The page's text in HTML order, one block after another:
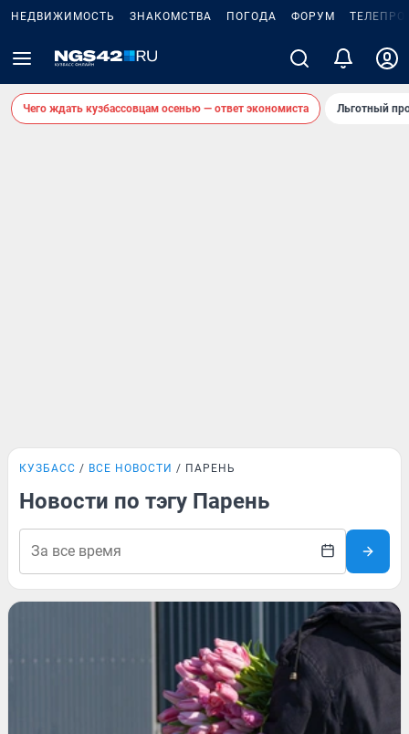
НЕДВИЖИМОСТЬ ЗНАКОМСТВА ПОГОДА ФОРУМ
Чего ждать кузбассовцам осенью — ответ экономиста Льготный
КУЗБАСС ВСЕ НОВОСТИ ПАРЕНЬ
Новости по тэгу Парень